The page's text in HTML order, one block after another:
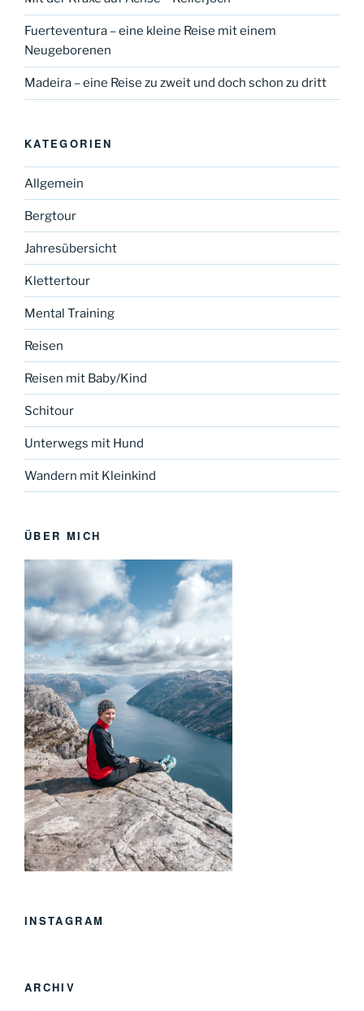
Fuerteventura – eine kleine Reise mit einem
Neugeborenen
Madeira – eine Reise zu zweit und doch schon zu dritt
KATEGORIEN
Allgemein
Bergtour
Jahresübersicht
Klettertour
Mental Training
Reisen
Reisen mit Baby/Kind
Schitour
Unterwegs mit Hund
Wandern mit Kleinkind
ÜBER MICH
INSTAGRAM
ARCHIV